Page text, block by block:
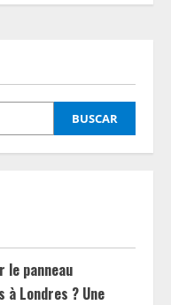
BUSCAR
le panneau
Londres ? Une